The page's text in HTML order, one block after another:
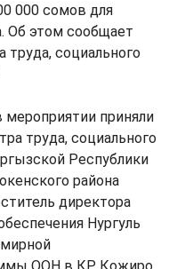
000 сомов для
Об этом сообщает
социального
приняли
труда, социального
Республики
района
директора
Нургуль